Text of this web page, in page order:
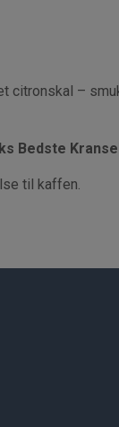
citronskal –
Bedste
til kaffen.